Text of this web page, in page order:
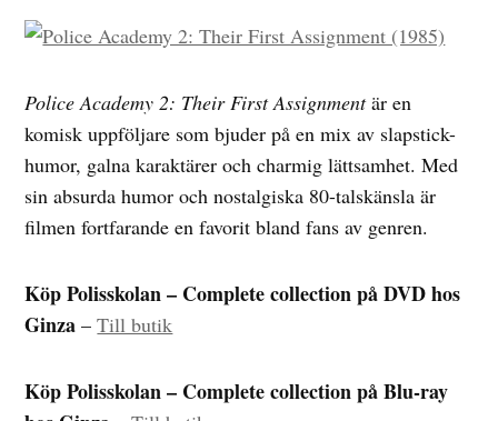
Police Academy 2: Their First Assignmentär en
komisk uppföljare som bjuder på en mix av slapstick-
humor, galna karaktärer och charmig lättsamhet. Med
sin absurda humor och nostalgiska 80-talskänsla är
filmen fortfarande en favorit bland fans av genren.
Köp Polisskolan – Complete collection på DVD hos
Ginza –Till butik
Köp Polisskolan – Complete collection på Blu-ray